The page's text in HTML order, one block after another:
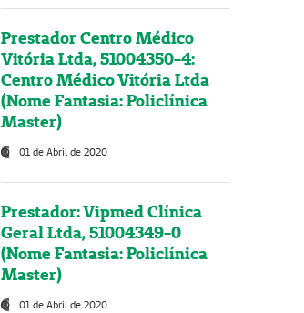
Prestador Centro Médico
Vitória Ltda, 51004350-4:
Centro Médico Vitória Ltda
(Nome Fantasia: Policlínica
Master)
01 de Abril de 2020
Prestador: Vipmed Clínica
Geral Ltda, 51004349-0
(Nome Fantasia: Policlínica
Master)
01 de Abril de 2020